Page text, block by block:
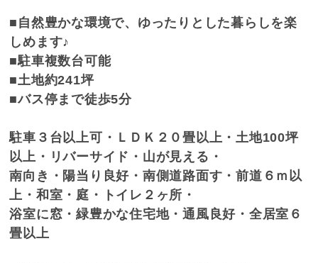
■自然豊かな環境で、ゆったりとした暮らしを楽
しめます♪
■駐車複数台可能
■土地約241坪
■バス停まで徒歩5分
駐車３台以上可・ＬＤＫ２０畳以上・土地100坪
以上・リバーサイド・山が見える・
南向き・陽当り良好・南側道路面す・前道６ｍ以
上・和室・庭・トイレ２ヶ所・
浴室に窓・緑豊かな住宅地・通風良好・全居室６
畳以上